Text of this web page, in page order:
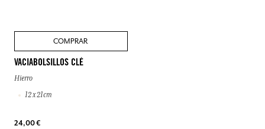
COMPRAR
VACIABOLSILLOS CLÉ
Hierro
12 x 21cm
24,00 €